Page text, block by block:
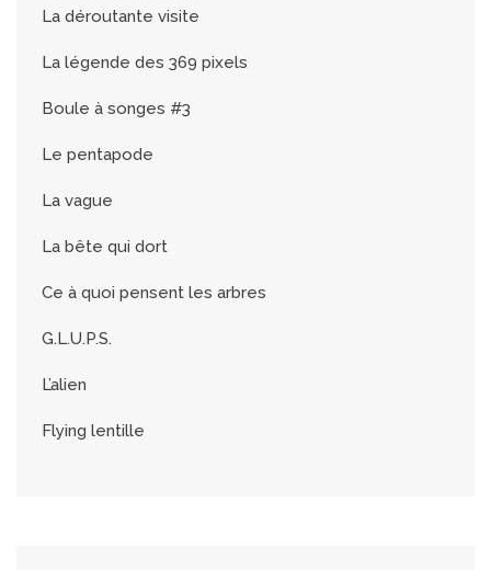
La déroutante visite
La légende des 369 pixels
Boule à songes #3
Le pentapode
La vague
La bête qui dort
Ce à quoi pensent les arbres
G.L.U.P.S.
L’alien
Flying lentille